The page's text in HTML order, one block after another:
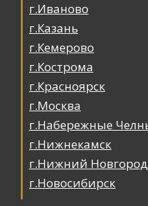
г.Иваново
г.Казань
г.Кемерово
г.Кострома
г.Красноярск
г.Москва
г.Набережные
г.Нижнекамск
г.Нижний Новгород
г.Новосибирск